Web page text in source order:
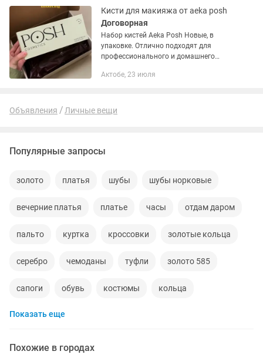
Кисти для макияжа от aeka posh
Договорная
Набор кистей Aeka Posh Новые, в
упаковке. Отлично подходят для
профессионального и домашнего
самовывоз.торг имеется
Актобе, 23 июля
Объявления Личные вещи
Популярные запросы
золото платья шубы шубы норковые
вечерние платья платье часы отдам даром
пальто куртка кроссовки золотые кольца
серебро чемоданы туфли золото 585
сапоги обувь костюмы кольца
норковые шубы новые
Показать еще
Похожие в городах